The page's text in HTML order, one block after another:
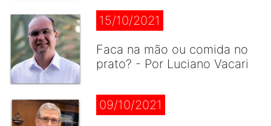
15/10/2021
Faca na mão ou comida no
prato? - Por Luciano Vacari
09/10/2021